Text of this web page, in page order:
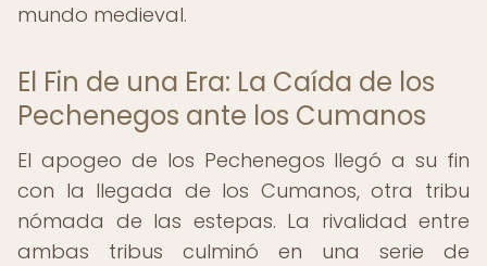
mundo medieval.
El Fin de una Era: La Caída de los
Pechenegos ante los Cumanos
El apogeo de los Pechenegos llegó a su fin
con la llegada de los Cumanos, otra tribu
nómada de las estepas. La rivalidad entre
ambas tribus culminó en una serie de